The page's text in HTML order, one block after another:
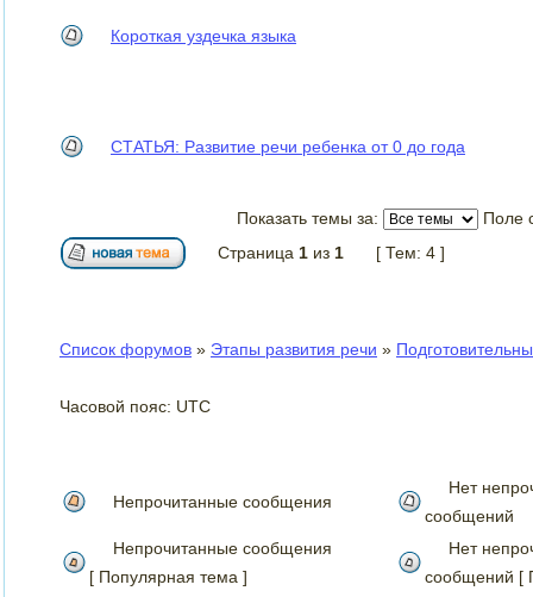
Короткая уздечка языка
СТАТЬЯ: Развитие речи ребенка от 0 до года
Показать темы за:
Поле
Страница 1 из 1 [ Тем: 4 ]
Список форумов » Этапы развития речи »
Часовой пояс: UTC
Непрочитанные сообщения
Нет
сообщений
Непрочитанные сообщения
[ Популярная тема ]
Нет
сообщений [